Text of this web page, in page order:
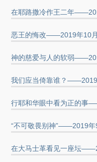
在耶路撒冷作王二年
恶王的悔改——2019年10
神的慈爱与人的软弱
我们应当倚靠谁？
行耶和华眼中看为正的事
“不可敬畏别神”——2019年
在大马士革看见一座坛